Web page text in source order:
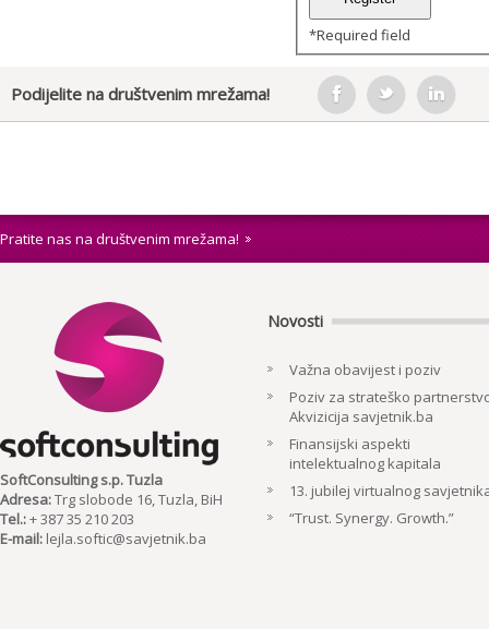
*Required field
Podijelite na društvenim mrežama!
Pratite nas na društvenim mrežama!
SoftConsulting s.p. Tuzla
Adresa:Trg slobode 16, Tuzla, BiH
Tel.:+ 387 35 210 203
E-mail: lejla.softic@savjetnik.ba
Novosti
Važna obavijest i poziv
Poziv za strateško
Akvizicija savjetnik.ba
Finansijski aspekti
intelektualnog kapitala
13. jubilej virtualnog
“Trust. Synergy. Growth.”